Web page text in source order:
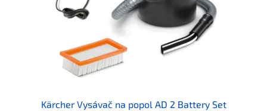
Kärcher Vysávač na popol AD 2 Battery Set